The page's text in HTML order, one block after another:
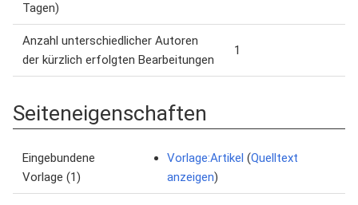
Tagen)
Anzahl unterschiedlicher Autoren
der kürzlich erfolgten Bearbeitungen
1
Seiteneigenschaften
Eingebundene
Vorlage (1)
Vorlage:Artikel (Quelltext
anzeigen)